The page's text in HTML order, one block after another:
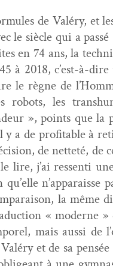
de Valéry, et
le siè­cle qui a
en 74 ans, la
à 2018, c’est-à-
le règne de
robots, les
», points que la
y a de prof­itable à
de net­teté, de
lire, j’ai ressen­ti
qu’elle
la même
« mod­erne »
mais aus­si de
et de sa